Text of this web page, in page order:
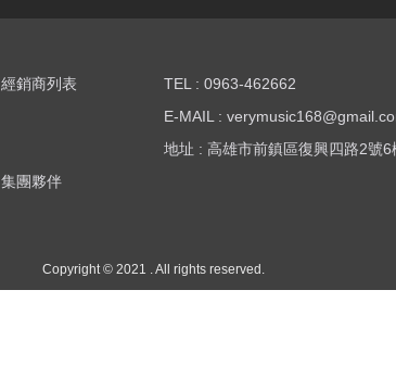
經銷商列表
集團夥伴
TEL : 0963-462662
E-MAIL :
地址 : 高雄市前鎮區復興四路2號6
Copyright © 2021 . All rights reserved.